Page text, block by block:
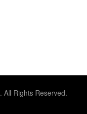
. All Rights Reserved.